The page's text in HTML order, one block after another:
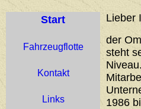
Start
Fahrzeugflotte
Kontakt
Links
Lieber
der
steht
1986